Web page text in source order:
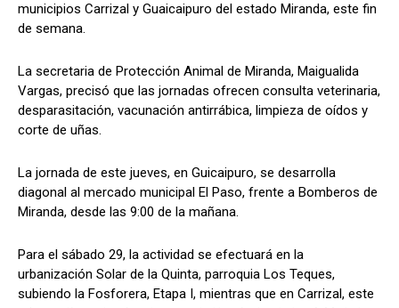
municipios Carrizal y Guaicaipuro del estado Miranda, este fin
de semana.
La secretaria de Protección Animal de Miranda, Maigualida
Vargas, precisó que las jornadas ofrecen consulta veterinaria,
desparasitación, vacunación antirrábica, limpieza de oídos y
corte de uñas.
La jornada de este jueves, en Guicaipuro, se desarrolla
diagonal al mercado municipal El Paso, frente a Bomberos de
Miranda, desde las 9:00 de la mañana.
Para el sábado 29, la actividad se efectuará en la
urbanización Solar de la Quinta, parroquia Los Teques,
subiendo la Fosforera, Etapa I, mientras que en Carrizal, este